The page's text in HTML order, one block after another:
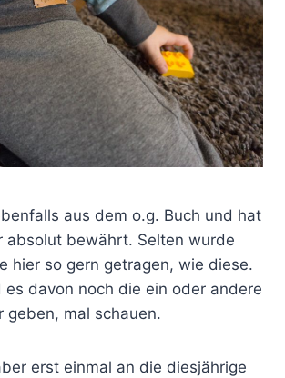
aus dem o.g. Buch und hat
absolut bewährt. Selten wurde
hier so gern getragen, wie diese.
davon noch die ein oder andere
geben, mal schauen.
erst einmal an die diesjährige